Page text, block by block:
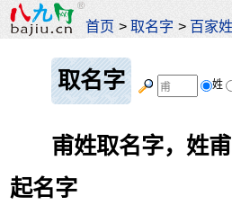
首页 >取名字 > 百家姓
取名字 姓
甫姓取名字，姓
起名字